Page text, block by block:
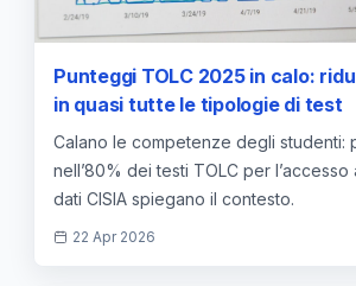
Punteggi TOLC 2025 in calo:
in quasi tutte le tipologie di test
Calano le competenze degli studenti:
nell’80% dei testi TOLC per l’accesso
dati CISIA spiegano il contesto.
22 Apr 2026